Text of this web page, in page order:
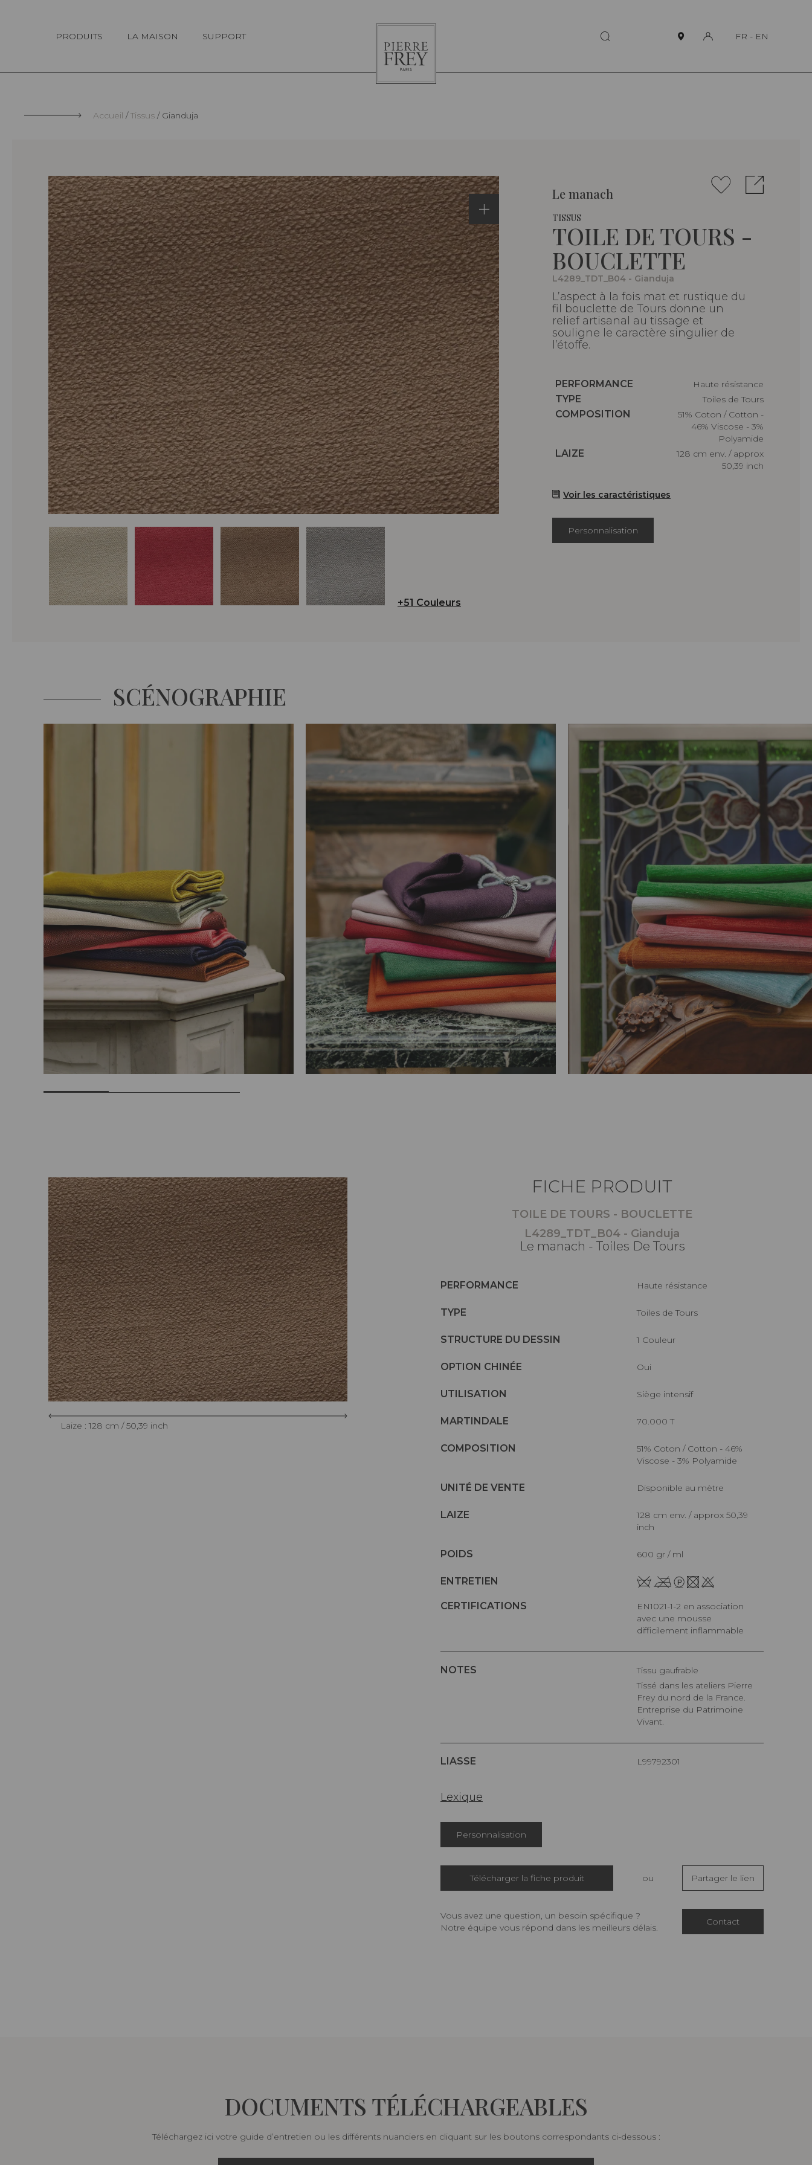
PRODUITS LA MAISON SUPPORT
Pierre
Frey
FR - EN
Accueil Tissus Gianduja
+51 Couleurs
Le manach
TISSUS
TOILE DE TOURS -
BOUCLETTE
L4289_TDT_B04 - Gianduja
L’aspect à la fois mat et rustique du
fil bouclette de Tours donne un
relief artisanal au tissage et
souligne le caractère singulier de
l’étoffe.
Caractéristiques
PERFORMANCE
haute résistance
Caractéristiques
TYPE
Toiles de Tours
Caractéristiques
COMPOSITION
51% Coton / Cotton -
46% Viscose - 3%
Polyamide
Caractéristiques
LAIZE
128 cm env. / approx
50,39 inch
Voir les caractéristiques
Personnalisation
SCÉNOGRAPHIE
Laize : 128 cm / 50,39 inch
FICHE PRODUIT
TOILE DE TOURS - BOUCLETTE
L4289_TDT_B04 - Gianduja
Le manach - Toiles De Tours
PERFORMANCE haute résistance
TYPE Toiles de Tours
STRUCTURE DU DESSIN 1 Couleur
OPTION CHINÉE Oui
UTILISATION Siège intensif
MARTINDALE 70.000 T
COMPOSITION
51% Coton / Cotton - 46%
Viscose - 3% Polyamide
UNITÉ DE VENTE Disponible au mètre
LAIZE
128 cm env. / approx 50,39
inch
POIDS 600 gr / ml
ENTRETIEN
CERTIFICATIONS
EN1021-1-2 en association
avec une mousse
difficilement inflammable
NOTES
Tissu gaufrable
Tissé dans les ateliers Pierre
Frey du nord de la France.
Entreprise du Patrimoine
Vivant.
LIASSE L99792301
Lexique
Personnalisation
Télécharger la fiche produit ou Partager le lien
Vous avez une question, un besoin spécifique ?
Notre équipe vous répond dans les meilleurs délais.
Contact
DOCUMENTS TÉLÉCHARGEABLES
Téléchargez ici votre guide d’entretien ou les différents nuanciers en cliquant sur les boutons correspondants ci-dessous :